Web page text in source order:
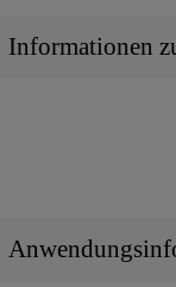
Informationen